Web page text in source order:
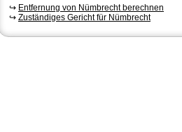
↪ Entfernung von Nümbrecht berechnen
↪ Zuständiges Gericht für Nümbrecht